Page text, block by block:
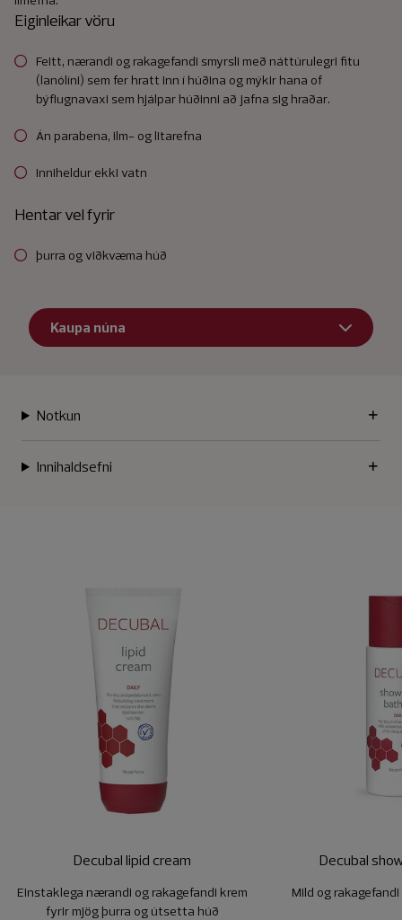
Eiginleikar vöru
Feitt, nærandi og rakagefandi smyrsli með náttúrulegri fitu
(lanólíni) sem fer hratt inn í húðina og mýkir hana of
býflugnavaxi sem hjálpar húðinni að jafna sig hraðar.
Án parabena, ilm- og litarefna
Inniheldur ekki vatn
Hentar vel fyrir
þurra og viðkvæma húð
Kaupa núna
Notkun
Innihaldsefni
Decubal lipid cream
Einstaklega nærandi og rakagefandi krem
fyrir mjög þurra og útsetta húð
Decubal
Mild og